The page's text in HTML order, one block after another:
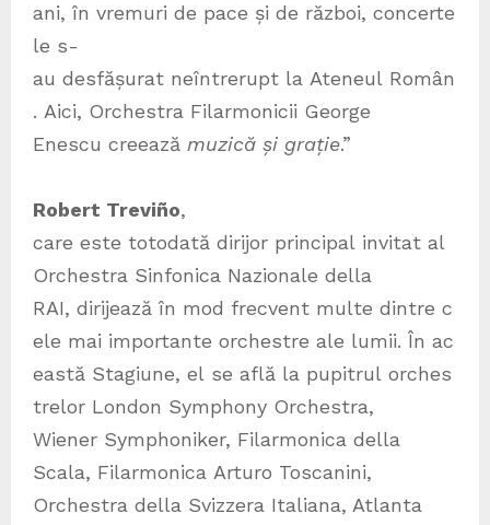
ani, în vremuri de pace și de război, concerte
le s-
au desfășurat neîntrerupt la Ateneul Român
. Aici, Orchestra Filarmonicii George
Enescu creează muzică și grație.”
Robert Treviño,
care este totodată dirijor principal invitat al
Orchestra Sinfonica Nazionale della
RAI, dirijează în mod frecvent multe dintre c
ele mai importante orchestre ale lumii. În ac
eastă Stagiune, el se află la pupitrul orches
trelor London Symphony Orchestra,
Wiener Symphoniker, Filarmonica della
Scala, Filarmonica Arturo Toscanini,
Orchestra della Svizzera Italiana, Atlanta